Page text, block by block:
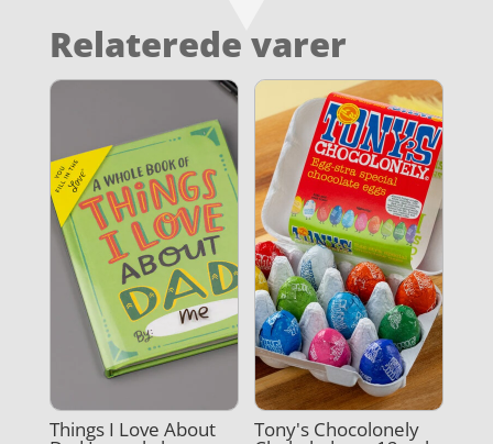
Relaterede varer
Things I Love About Tony's Chocolonely